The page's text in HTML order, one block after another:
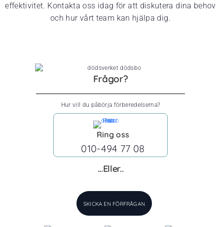
effektivitet. Kontakta oss idag för att diskutera dina behov
och hur vårt team kan hjälpa dig.
Frågor?
Hur vill du påbörja förberedelserna?
Ring oss
010-494 77 08
...Eller..
SKICKA EN FÖRFRÅGAN